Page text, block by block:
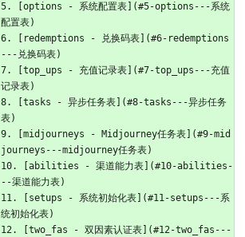
5. [options - 系统配置表](#5-options---系统
配置表)
6. [redemptions - 兑换码表](#6-redemptions
---兑换码表)
7. [top_ups - 充值记录表](#7-top_ups---充值
记录表)
8. [tasks - 异步任务表](#8-tasks---异步任务
表)
9. [midjourneys - Midjourney任务表](#9-mid
journeys---midjourney任务表)
10. [abilities - 渠道能力表](#10-abilities-
--渠道能力表)
11. [setups - 系统初始化表](#11-setups---系
统初始化表)
12. [two_fas - 双因素认证表](#12-two_fas---